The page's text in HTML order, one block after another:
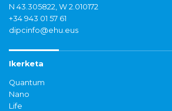
N 43.305822, W 2.010172
+34 943 01 57 61
dipcinfo@ehu.eus
Ikerketa
Quantum
Nano
Life